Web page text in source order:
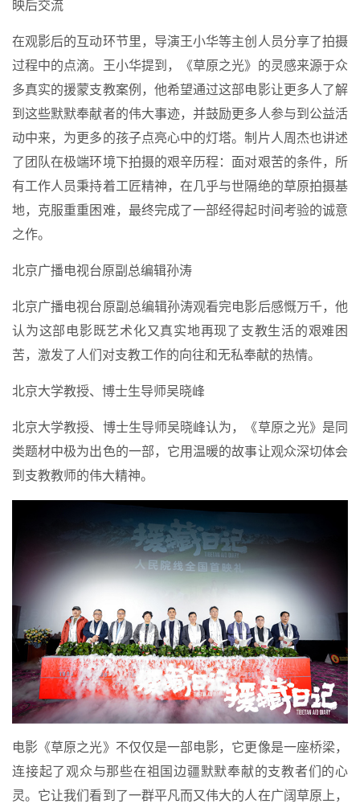
映后交流
在观影后的互动环节里，导演王小华等主创人员分享了拍摄
过程中的点滴。王小华提到，《草原之光》的灵感来源于众
多真实的援蒙支教案例，他希望通过这部电影让更多人了解
到这些默默奉献者的伟大事迹，并鼓励更多人参与到公益活
动中来，为更多的孩子点亮心中的灯塔。制片人周杰也讲述
了团队在极端环境下拍摄的艰辛历程：面对艰苦的条件，所
有工作人员秉持着工匠精神，在几乎与世隔绝的草原拍摄基
地，克服重重困难，最终完成了一部经得起时间考验的诚意
之作。
北京广播电视台原副总编辑孙涛
北京广播电视台原副总编辑孙涛观看完电影后感慨万千，他
认为这部电影既艺术化又真实地再现了支教生活的艰难困
苦，激发了人们对支教工作的向往和无私奉献的热情。
北京大学教授、博士生导师吴晓峰
北京大学教授、博士生导师吴晓峰认为，《草原之光》是同
类题材中极为出色的一部，它用温暖的故事让观众深切体会
到支教教师的伟大精神。
电影《草原之光》不仅仅是一部电影，它更像是一座桥梁，
连接起了观众与那些在祖国边疆默默奉献的支教者们的心
灵。它让我们看到了一群平凡而又伟大的人在广阔草原上，